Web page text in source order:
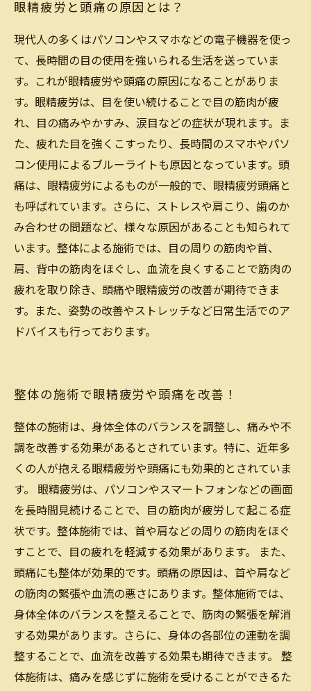
眼精疲労と頭痛の原因とは？
現代人の多くはパソコンやスマホなどの電子機器を使っ
て、長時間の目の使用を強いられる生活を送っていま
す。これが眼精疲労や頭痛の原因になることがありま
す。眼精疲労は、目を使い続けることで目の筋肉が疲
れ、目の痛みやかすみ、涙目などの症状が現れます。ま
た、疲れた目を強くこすったり、長時間のスマホやパソ
コン使用によるブルーライトも原因となっています。頭
痛は、眼精疲労によるものが一般的で、眼精疲労頭痛と
も呼ばれています。さらに、ストレスや肩こり、歯のか
み合わせの問題など、様々な原因があることも知られて
います。整体による施術では、目の周りの筋肉や首、
肩、背中の筋肉をほぐし、血流を良くすることで筋肉の
疲れを取り除き、頭痛や眼精疲労の改善が期待できま
す。また、姿勢の改善やストレッチなど日常生活でのア
ドバイスも行っております。
整体の施術で眼精疲労や頭痛を改善！
整体の施術は、身体全体のバランスを調整し、痛みや不
調を改善する効果があるとされています。特に、近年多
くの人が抱える眼精疲労や頭痛にも効果的とされていま
す。 眼精疲労は、パソコンやスマートフォンなどの画面
を長時間見続けることで、目の筋肉が疲労して起こる症
状です。整体施術では、首や肩などの周りの筋肉をほぐ
すことで、目の疲れを軽減する効果があります。 また、
頭痛にも整体が効果的です。頭痛の原因は、首や肩など
の筋肉の緊張や血流の悪さにあります。整体施術では、
身体全体のバランスを整えることで、筋肉の緊張を解消
する効果があります。さらに、身体の各部位の連動を調
整することで、血流を改善する効果も期待できます。 整
体施術は、痛みを感じずに施術を受けることができるた